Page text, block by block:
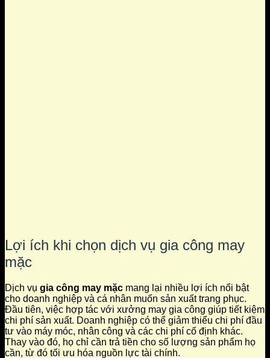
Lợi ích khi chọn dịch vụ gia công may
mặc
Dịch vụ gia công may mặc mang lại nhiều lợi ích nổi bật
cho doanh nghiệp và cá nhân muốn sản xuất trang phục.
Đầu tiên, việc hợp tác với xưởng may gia công giúp tiết kiệm
chi phí sản xuất. Doanh nghiệp có thể giảm thiểu chi phí đầu
tư vào máy móc, nhân công và các chi phí cố định khác.
Thay vào đó, họ chỉ cần trả tiền cho số lượng sản phẩm họ
cần, từ đó tối ưu hóa nguồn lực tài chính.